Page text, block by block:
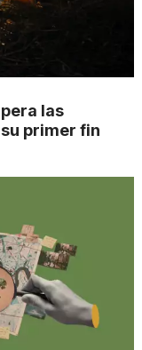
las
primer fin